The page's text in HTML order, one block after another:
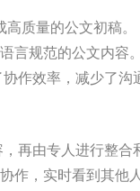
质量的公文初稿。
言规范的公文内容
作效率，减少了沟
再由专人进行整合
作，实时看到其他